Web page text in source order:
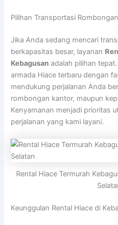
Pilihan Transportasi
Jika Anda sedang mencari
berkapasitas besar, layanan
Kebagusan adalah pilihan
armada Hiace terbaru dengan
mendukung perjalanan Anda
rombongan kantor, maupun
Kenyamanan menjadi prioritas
perjalanan yang kami layani.
Rental Hiace Termurah
Keunggulan Rental Hiace di